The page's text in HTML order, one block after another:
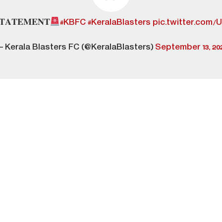
#KBFC #KeralaBlasters pic.twitter.com/
Kerala Blasters FC (@KeralaBlasters) September 13,